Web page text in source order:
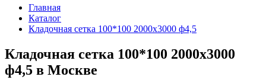
Главная
Каталог
Кладочная сетка 100*100 2000х3000 ф4,5
Кладочная сетка 100*100 2000х3000
ф4,5 в Москве